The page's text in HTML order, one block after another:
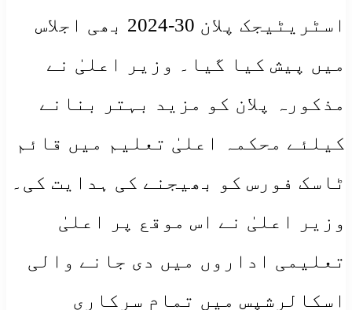
اسٹریٹیجک پلان 30-2024 بھی اجلاس
میں پیش کیا گیا۔ وزیر اعلیٰ نے
مذکورہ پلان کو مزید بہتر بنانے
کیلئے محکمہ اعلیٰ تعلیم میں قائم
ٹاسک فورس کو بھیجنے کی ہدایت کی۔
وزیر اعلیٰ نے اس موقع پر اعلیٰ
تعلیمی اداروں میں دی جانے والی
اسکالرشپس میں تمام سرکاری